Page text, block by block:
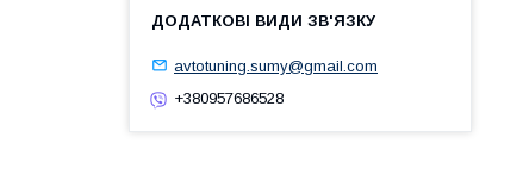
avtotuning.sumy@gmail.com
+380957686528